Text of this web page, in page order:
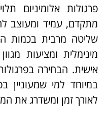
פרגולות אלומיניום
מתקדם, עמיד ומעוצב
שליטה מרבית בכמות
מינימלית ומציעות
אישית. הבחירה
במיוחד למי שמעוניין
לאורך זמן ומשדרג את